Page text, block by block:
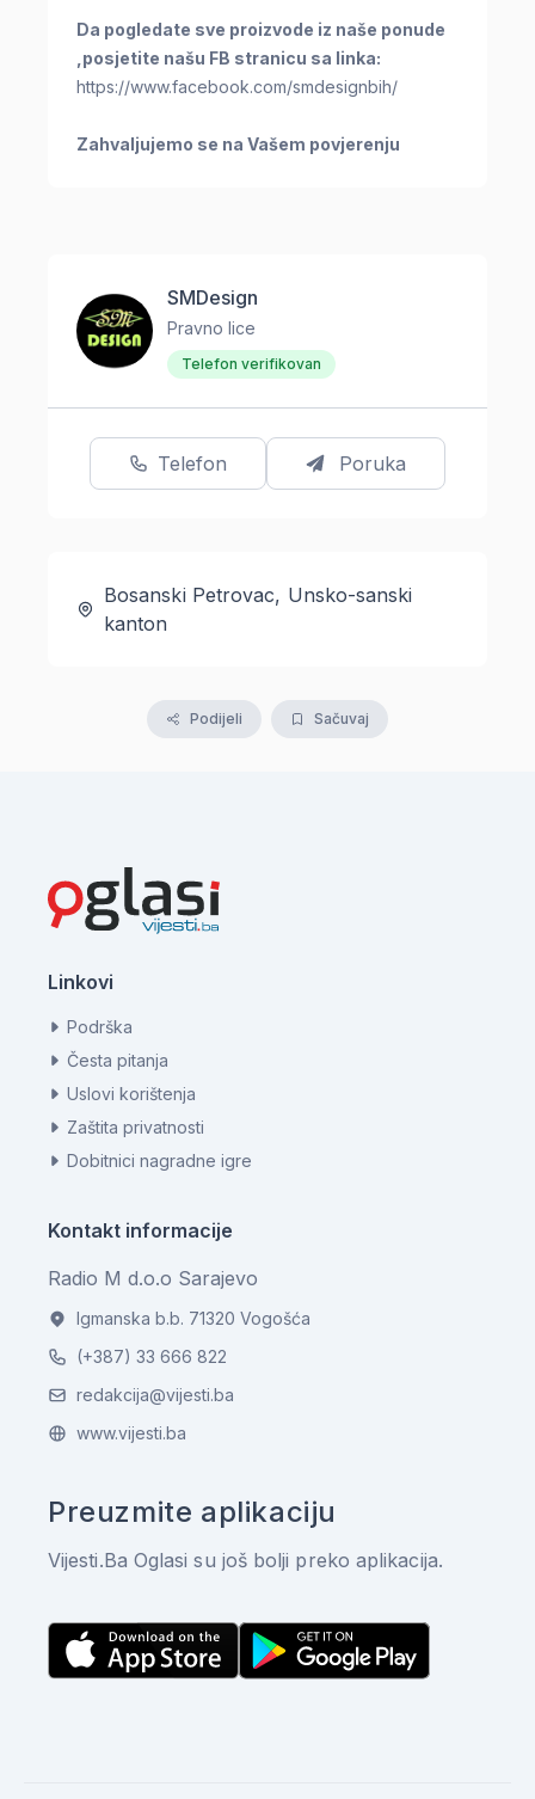
Da pogledate sve proizvode iz naše ponude
,posjetite našu FB stranicu sa linka:
https://www.facebook.com/smdesignbih/
Zahvaljujemo se na Vašem povjerenju
SMDesign
Pravno lice
Telefon verifikovan
Telefon Poruka
Bosanski Petrovac, Unsko-sanski
kanton
Podijeli Sačuvaj
Linkovi
Podrška
Česta pitanja
Uslovi korištenja
Zaštita privatnosti
Dobitnici nagradne igre
Kontakt informacije
Radio M d.o.o Sarajevo
Igmanska b.b. 71320 Vogošća
(+387) 33 666 822
redakcija@vijesti.ba
www.vijesti.ba
Preuzmite aplikaciju
Vijesti.Ba Oglasi su još bolji preko aplikacija.